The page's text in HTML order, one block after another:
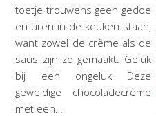
toetje trouwens geen gedoe
en uren in de keuken staan,
want zowel de crème als de
saus zijn zo gemaakt. Geluk
bij een ongeluk Deze
geweldige chocoladecrème
met een…